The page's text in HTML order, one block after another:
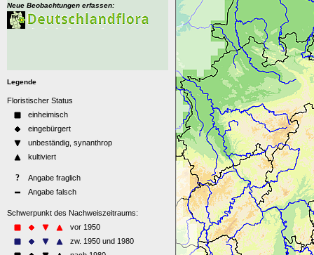
Neue Beobachtungen erfassen:
Legende